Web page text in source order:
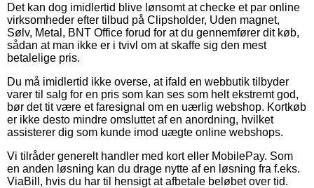
Det kan dog imidlertid blive lønsomt at checke et par online
virksomheder efter tilbud på Clipsholder, Uden magnet,
Sølv, Metal, BNT Office forud for at du gennemfører dit køb,
sådan at man ikke er i tvivl om at skaffe sig den mest
betalelige pris.
Du må imidlertid ikke overse, at ifald en webbutik tilbyder
varer til salg for en pris som kan ses som helt ekstremt god,
bør det tit være et faresignal om en uærlig webshop. Kortkøb
er ikke desto mindre omsluttet af en anordning, hvilket
assisterer dig som kunde imod uægte online webshops.
Vi tilråder generelt handler med kort eller MobilePay. Som
en anden løsning kan du drage nytte af en løsning fra f.eks.
ViaBill, hvis du har til hensigt at afbetale beløbet over tid.